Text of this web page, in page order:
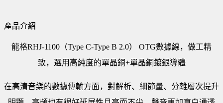
產品介紹
龍格RHJ-1100（Type C-Type B 2.0） OTG數據線，做工精
致，選用高純度的單晶銅+單晶銅鍍銀導體
在高清音樂的數據傳輸方面，對解析、細節量、分離層次提升